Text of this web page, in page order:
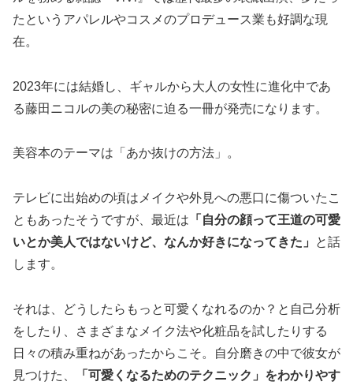
たというアパレルやコスメのプロデュース業も好調な現
在。
2023年には結婚し、ギャルから大人の女性に進化中であ
る藤田ニコルの美の秘密に迫る一冊が発売になります。
美容本のテーマは「あか抜けの方法」。
テレビに出始めの頃はメイクや外見への悪口に傷ついたこ
ともあったそうですが、最近は 「自分の顔って王道の可愛
いとか美人ではないけど、なんか好きになってきた」
と話
します。
それは、どうしたらもっと可愛くなれるのか？と自己分析
をしたり、さまざまなメイク法や化粧品を試したりする
日々の積み重ねがあったからこそ。自分磨きの中で彼女が
見つけた、
「可愛くなるためのテクニック」をわかりやす